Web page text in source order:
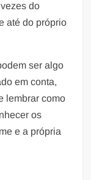
do
até do próprio
ser algo
em conta,
lembrar como
os
e a própria